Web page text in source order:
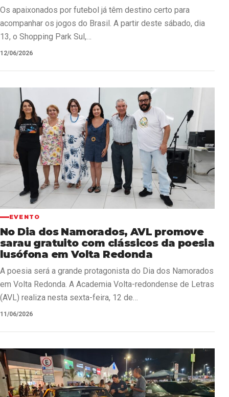
Os apaixonados por futebol já têm destino certo para
acompanhar os jogos do Brasil. A partir deste sábado, dia
13, o Shopping Park Sul,…
12/06/2026
EVENTO
No Dia dos Namorados, AVL promove
sarau gratuito com clássicos da poesia
lusófona em Volta Redonda
A poesia será a grande protagonista do Dia dos Namorados
em Volta Redonda. A Academia Volta-redondense de Letras
(AVL) realiza nesta sexta-feira, 12 de…
11/06/2026